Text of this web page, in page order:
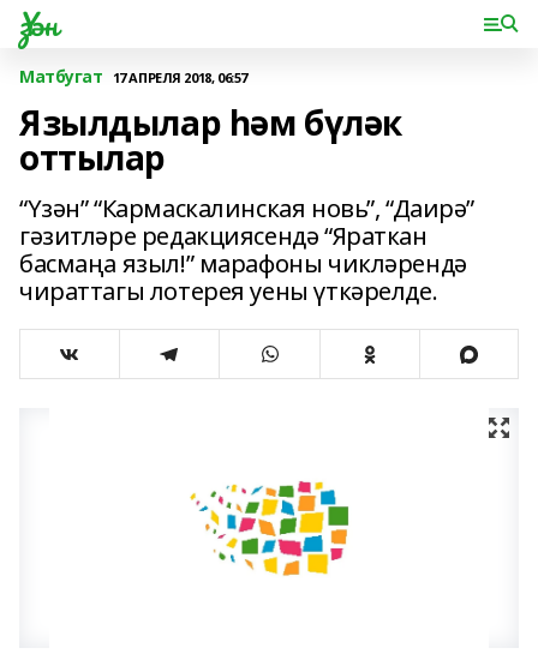
Үзән
Матбугат 17 АПРЕЛЯ 2018, 06:57
Язылдылар һәм бүләк
оттылар
“Үзән” “Кармаскалинская новь”, “Даирә”
гәзитләре редакциясендә “Яраткан
басмаңа языл!” марафоны чикләрендә
чираттагы лотерея уены үткәрелде.